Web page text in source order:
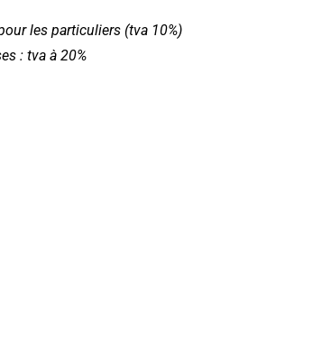
les particuliers (tva 10%)
: tva à 20%